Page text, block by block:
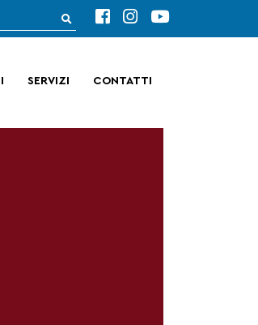
SERVIZI CONTATTI